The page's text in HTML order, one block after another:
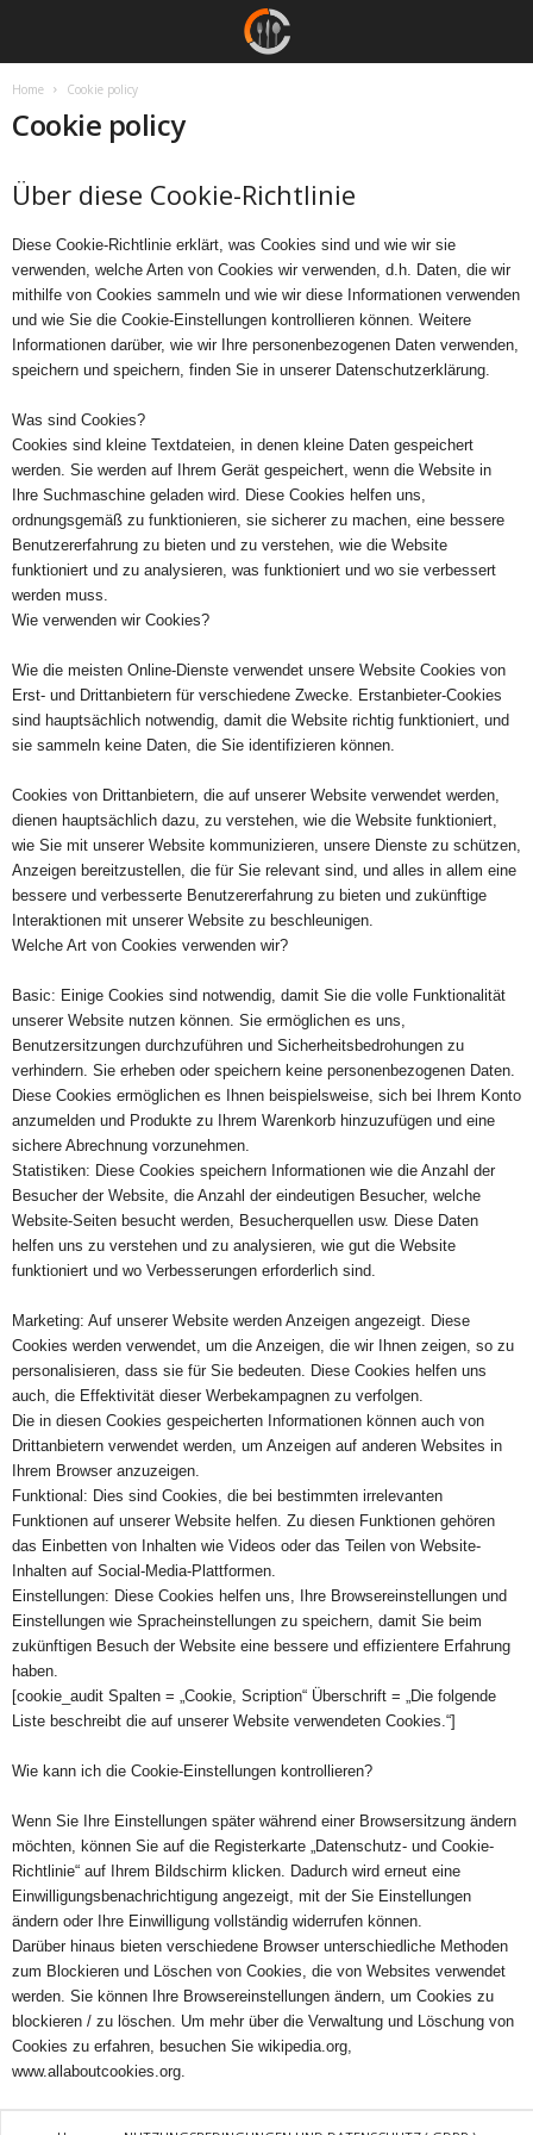
Home Cookie policy
Cookie policy
Über diese Cookie-Richtlinie
Diese Cookie-Richtlinie erklärt, was Cookies sind und wie wir sie
verwenden, welche Arten von Cookies wir verwenden, d.h. Daten, die wir
mithilfe von Cookies sammeln und wie wir diese Informationen verwenden
und wie Sie die Cookie-Einstellungen kontrollieren können. Weitere
Informationen darüber, wie wir Ihre personenbezogenen Daten verwenden,
speichern und speichern, finden Sie in unserer Datenschutzerklärung.
Was sind Cookies?
Cookies sind kleine Textdateien, in denen kleine Daten gespeichert
werden. Sie werden auf Ihrem Gerät gespeichert, wenn die Website in
Ihre Suchmaschine geladen wird. Diese Cookies helfen uns,
ordnungsgemäß zu funktionieren, sie sicherer zu machen, eine bessere
Benutzererfahrung zu bieten und zu verstehen, wie die Website
funktioniert und zu analysieren, was funktioniert und wo sie verbessert
werden muss.
Wie verwenden wir Cookies?
Wie die meisten Online-Dienste verwendet unsere Website Cookies von
Erst- und Drittanbietern für verschiedene Zwecke. Erstanbieter-Cookies
sind hauptsächlich notwendig, damit die Website richtig funktioniert, und
sie sammeln keine Daten, die Sie identifizieren können.
Cookies von Drittanbietern, die auf unserer Website verwendet werden,
dienen hauptsächlich dazu, zu verstehen, wie die Website funktioniert,
wie Sie mit unserer Website kommunizieren, unsere Dienste zu schützen,
Anzeigen bereitzustellen, die für Sie relevant sind, und alles in allem eine
bessere und verbesserte Benutzererfahrung zu bieten und zukünftige
Interaktionen mit unserer Website zu beschleunigen.
Welche Art von Cookies verwenden wir?
Basic: Einige Cookies sind notwendig, damit Sie die volle Funktionalität
unserer Website nutzen können. Sie ermöglichen es uns,
Benutzersitzungen durchzuführen und Sicherheitsbedrohungen zu
verhindern. Sie erheben oder speichern keine personenbezogenen Daten.
Diese Cookies ermöglichen es Ihnen beispielsweise, sich bei Ihrem Konto
anzumelden und Produkte zu Ihrem Warenkorb hinzuzufügen und eine
sichere Abrechnung vorzunehmen.
Statistiken: Diese Cookies speichern Informationen wie die Anzahl der
Besucher der Website, die Anzahl der eindeutigen Besucher, welche
Website-Seiten besucht werden, Besucherquellen usw. Diese Daten
helfen uns zu verstehen und zu analysieren, wie gut die Website
funktioniert und wo Verbesserungen erforderlich sind.
Marketing: Auf unserer Website werden Anzeigen angezeigt. Diese
Cookies werden verwendet, um die Anzeigen, die wir Ihnen zeigen, so zu
personalisieren, dass sie für Sie bedeuten. Diese Cookies helfen uns
auch, die Effektivität dieser Werbekampagnen zu verfolgen.
Die in diesen Cookies gespeicherten Informationen können auch von
Drittanbietern verwendet werden, um Anzeigen auf anderen Websites in
Ihrem Browser anzuzeigen.
Funktional: Dies sind Cookies, die bei bestimmten irrelevanten
Funktionen auf unserer Website helfen. Zu diesen Funktionen gehören
das Einbetten von Inhalten wie Videos oder das Teilen von Website-
Inhalten auf Social-Media-Plattformen.
Einstellungen: Diese Cookies helfen uns, Ihre Browsereinstellungen und
Einstellungen wie Spracheinstellungen zu speichern, damit Sie beim
zukünftigen Besuch der Website eine bessere und effizientere Erfahrung
haben.
[cookie_audit Spalten = „Cookie, Scription“ Überschrift = „Die folgende
Liste beschreibt die auf unserer Website verwendeten Cookies.“]
Wie kann ich die Cookie-Einstellungen kontrollieren?
Wenn Sie Ihre Einstellungen später während einer Browsersitzung ändern
möchten, können Sie auf die Registerkarte „Datenschutz- und Cookie-
Richtlinie“ auf Ihrem Bildschirm klicken. Dadurch wird erneut eine
Einwilligungsbenachrichtigung angezeigt, mit der Sie Einstellungen
ändern oder Ihre Einwilligung vollständig widerrufen können.
Darüber hinaus bieten verschiedene Browser unterschiedliche Methoden
zum Blockieren und Löschen von Cookies, die von Websites verwendet
werden. Sie können Ihre Browsereinstellungen ändern, um Cookies zu
blockieren / zu löschen. Um mehr über die Verwaltung und Löschung von
Cookies zu erfahren, besuchen Sie wikipedia.org,
www.allaboutcookies.org.